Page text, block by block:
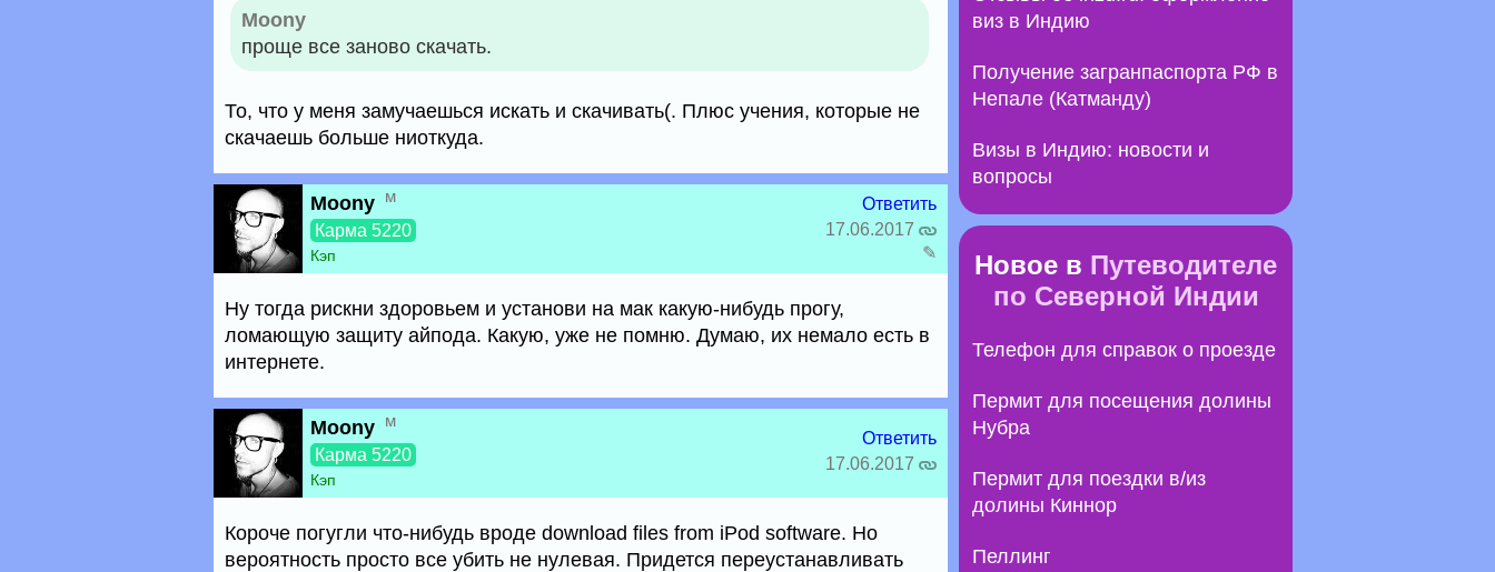
Moony
проще все заново скачать.
То, что у меня замучаешься искать и скачивать(. Плюс учения, которые не
скачаешь больше ниоткуда.
Moony м
Карма 5220
Кэп
Ответить
17.06.2017
✎
Ну тогда рискни здоровьем и установи на мак какую-нибудь прогу,
ломающую защиту айпода. Какую, уже не помню. Думаю, их немало есть в
интернете.
Moony м
Карма 5220
Кэп
Ответить
17.06.2017
Короче погугли что-нибудь вроде download files from iPod software. Но
вероятность просто все убить не нулевая. Придется переустанавливать
виз в Индию
Получение загранпаспорта РФ в
Непале (Катманду)
Визы в Индию: новости и
вопросы
Новое в Путеводителе
по Северной Индии
Телефон для справок о проезде
Пермит для посещения долины
Нубра
Пермит для поездки в/из
долины Киннор
Пеллинг